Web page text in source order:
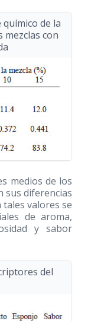
de la
con
medios de los
sus diferencias
valores se
de aroma,
y sabor
del